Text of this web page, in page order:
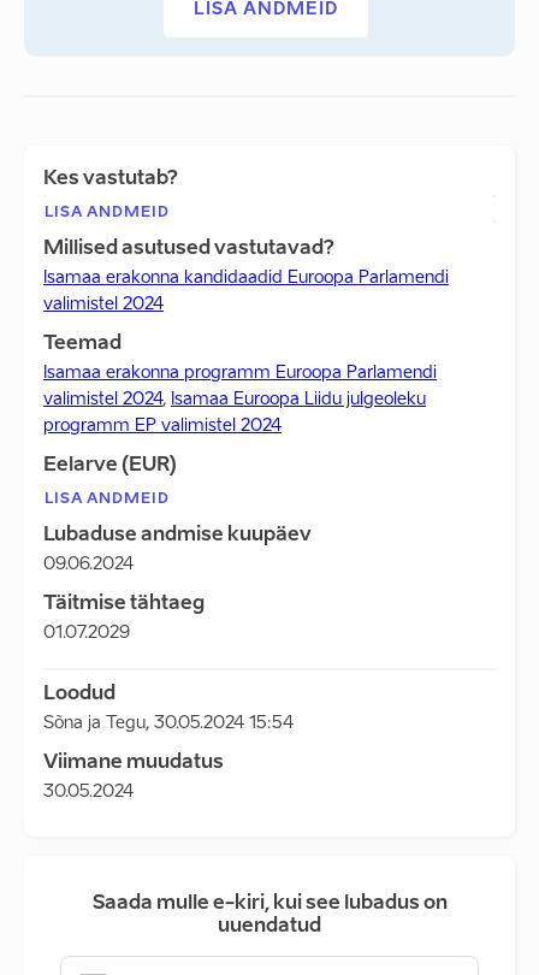
LISA ANDMEID
Kes vastutab?
LISA ANDMEID
Millised asutused vastutavad?
Isamaa erakonna kandidaadid Euroopa Parlamendi
valimistel 2024
Teemad
Isamaa erakonna programm Euroopa Parlamendi
valimistel 2024, Isamaa Euroopa Liidu julgeoleku
programm EP valimistel 2024
Eelarve (EUR)
LISA ANDMEID
Lubaduse andmise kuupäev
09.06.2024
Täitmise tähtaeg
01.07.2029
Loodud
Sõna ja Tegu, 30.05.2024 15:54
Viimane muudatus
30.05.2024
Saada mulle e-kiri, kui see lubadus on
uuendatud